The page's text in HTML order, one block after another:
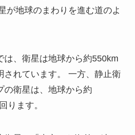
が地球のまわりを進む道のよ
は、衛星は地球から約550km
されています。 一方、静止衛
の衛星は、地球から約
ります。